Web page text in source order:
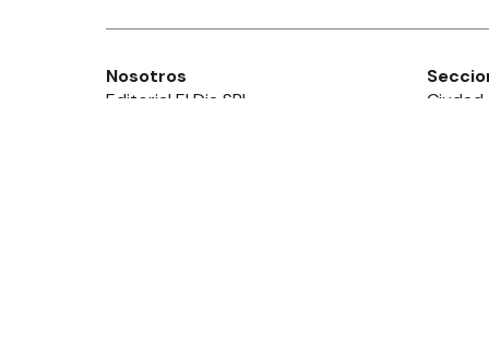
Nosotros
Editorial El Dia SRL
Ciudad